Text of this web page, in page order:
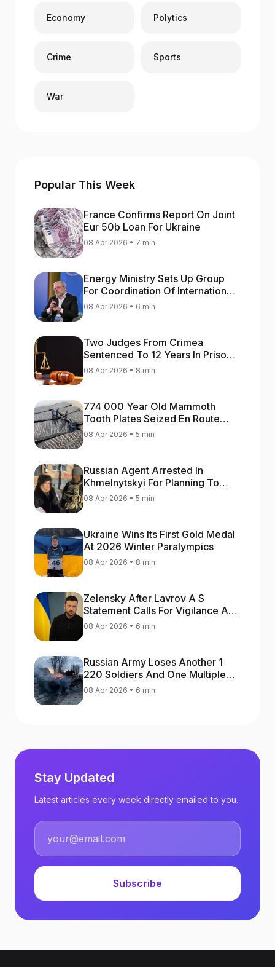
Economy Polytics
Crime Sports
War
Popular This Week
France Confirms Report On Joint
Eur 50b Loan For Ukraine
08 Apr 2026 • 7 min
Energy Ministry Sets Up Group
For Coordination Of International
Aid For Prompt Restoration Of
Generation
08 Apr 2026 • 6 min
Two Judges From Crimea
Sentenced To 12 Years In Prison
For Treason
08 Apr 2026 • 8 min
774 000 Year Old Mammoth
Tooth Plates Seized En Route
From Ukraine To Bulgaria
08 Apr 2026 • 5 min
Russian Agent Arrested In
Khmelnytskyi For Planning To
Blow Up Military Cars
08 Apr 2026 • 5 min
Ukraine Wins Its First Gold Medal
At 2026 Winter Paralympics
08 Apr 2026 • 8 min
Zelensky After Lavrov A S
Statement Calls For Vigilance As
Capital May Be Attacked
08 Apr 2026 • 6 min
Russian Army Loses Another 1
220 Soldiers And One Multiple
Launch Rocket System In War
Against Ukraine
08 Apr 2026 • 6 min
Stay Updated
Latest articles every week directly emailed to you.
Subscribe